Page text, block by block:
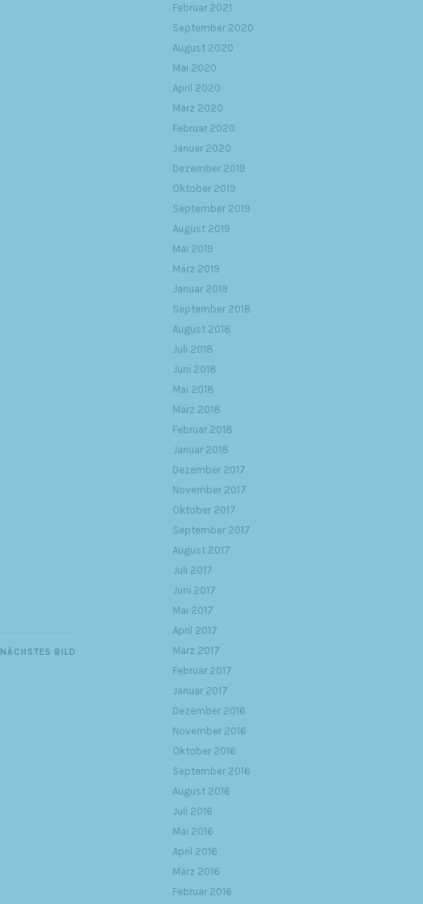
NÄCHSTES BILD
Februar 2021
September 2020
August 2020
Mai 2020
April 2020
März 2020
Februar 2020
Januar 2020
Dezember 2019
Oktober 2019
September 2019
August 2019
Mai 2019
März 2019
Januar 2019
September 2018
August 2018
Juli 2018
Juni 2018
Mai 2018
März 2018
Februar 2018
Januar 2018
Dezember 2017
November 2017
Oktober 2017
September 2017
August 2017
Juli 2017
Juni 2017
Mai 2017
April 2017
März 2017
Februar 2017
Januar 2017
Dezember 2016
November 2016
Oktober 2016
September 2016
August 2016
Juli 2016
Mai 2016
April 2016
März 2016
Februar 2016